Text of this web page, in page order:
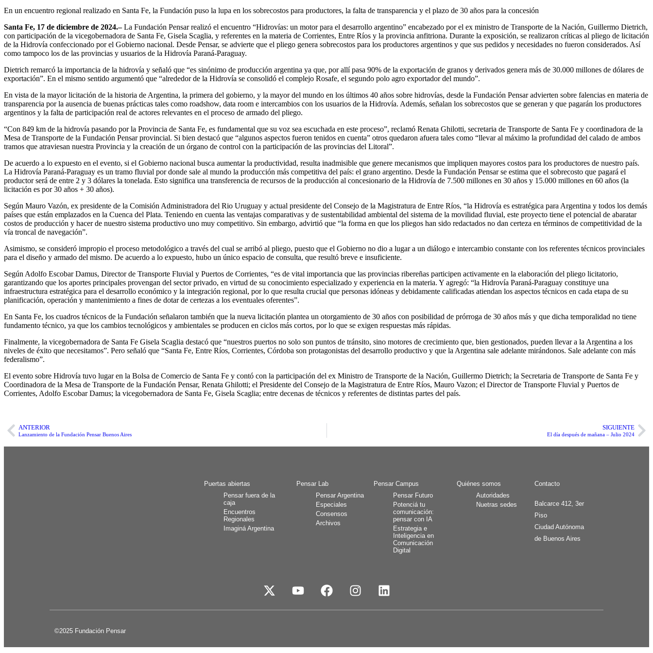
En un encuentro regional realizado en Santa Fe, la Fundación puso la lupa en los sobrecostos para productores, la falta de transparencia y el plazo de 30 años para la concesión
Santa Fe, 17 de diciembre de 2024.– La Fundación Pensar realizó el encuentro “Hidrovías: un motor para el desarrollo argentino” encabezado por el ex ministro de Transporte de la Nación, Guillermo Dietrich,
con participación de la vicegobernadora de Santa Fe, Gisela Scaglia, y referentes en la materia de Corrientes, Entre Ríos y la provincia anfitriona. Durante la exposición, se realizaron críticas al pliego de licitación
de la Hidrovía confeccionado por el Gobierno nacional. Desde Pensar, se advierte que el pliego genera sobrecostos para los productores argentinos y que sus pedidos y necesidades no fueron considerados. Así
como tampoco los de las provincias y usuarios de la Hidrovía Paraná-Paraguay.
Dietrich remarcó la importancia de la hidrovía y señaló que “es sinónimo de producción argentina ya que, por allí pasa 90% de la exportación de granos y derivados genera más de 30.000 millones de dólares de
exportación”. En el mismo sentido argumentó que “alrededor de la Hidrovía se consolidó el complejo Rosafe, el segundo polo agro exportador del mundo”.
En vista de la mayor licitación de la historia de Argentina, la primera del gobierno, y la mayor del mundo en los últimos 40 años sobre hidrovías, desde la Fundación Pensar advierten sobre falencias en materia de
transparencia por la ausencia de buenas prácticas tales como roadshow, data room e intercambios con los usuarios de la Hidrovía. Además, señalan los sobrecostos que se generan y que pagarán los productores
argentinos y la falta de participación real de actores relevantes en el proceso de armado del pliego.
“Con 849 km de la hidrovía pasando por la Provincia de Santa Fe, es fundamental que su voz sea escuchada en este proceso”, reclamó Renata Ghilotti, secretaria de Transporte de Santa Fe y coordinadora de la
Mesa de Transporte de la Fundación Pensar provincial. Si bien destacó que “algunos aspectos fueron tenidos en cuenta” otros quedaron afuera tales como “llevar al máximo la profundidad del calado de ambos
tramos que atraviesan nuestra Provincia y la creación de un órgano de control con la participación de las provincias del Litoral”.
De acuerdo a lo expuesto en el evento, si el Gobierno nacional busca aumentar la productividad, resulta inadmisible que genere mecanismos que impliquen mayores costos para los productores de nuestro país.
La Hidrovía Paraná-Paraguay es un tramo fluvial por donde sale al mundo la producción más competitiva del país: el grano argentino. Desde la Fundación Pensar se estima que el sobrecosto que pagará el
productor será de entre 2 y 3 dólares la tonelada. Esto significa una transferencia de recursos de la producción al concesionario de la Hidrovía de 7.500 millones en 30 años y 15.000 millones en 60 años (la
licitación es por 30 años + 30 años).
Según Mauro Vazón, ex presidente de la Comisión Administradora del Rio Uruguay y actual presidente del Consejo de la Magistratura de Entre Ríos, “la Hidrovía es estratégica para Argentina y todos los demás
países que están emplazados en la Cuenca del Plata. Teniendo en cuenta las ventajas comparativas y de sustentabilidad ambiental del sistema de la movilidad fluvial, este proyecto tiene el potencial de abaratar
costos de producción y hacer de nuestro sistema productivo uno muy competitivo. Sin embargo, advirtió que “la forma en que los pliegos han sido redactados no dan certeza en términos de competitividad de la
vía troncal de navegación”.
Asimismo, se consideró impropio el proceso metodológico a través del cual se arribó al pliego, puesto que el Gobierno no dio a lugar a un diálogo e intercambio constante con los referentes técnicos provinciales
para el diseño y armado del mismo. De acuerdo a lo expuesto, hubo un único espacio de consulta, que resultó breve e insuficiente.
Según Adolfo Escobar Damus, Director de Transporte Fluvial y Puertos de Corrientes, “es de vital importancia que las provincias ribereñas participen activamente en la elaboración del pliego licitatorio,
garantizando que los aportes principales provengan del sector privado, en virtud de su conocimiento especializado y experiencia en la materia. Y agregó: “la Hidrovía Paraná-Paraguay constituye una
infraestructura estratégica para el desarrollo económico y la integración regional, por lo que resulta crucial que personas idóneas y debidamente calificadas atiendan los aspectos técnicos en cada etapa de su
planificación, operación y mantenimiento a fines de dotar de certezas a los eventuales oferentes”.
En Santa Fe, los cuadros técnicos de la Fundación señalaron también que la nueva licitación plantea un otorgamiento de 30 años con posibilidad de prórroga de 30 años más y que dicha temporalidad no tiene
fundamento técnico, ya que los cambios tecnológicos y ambientales se producen en ciclos más cortos, por lo que se exigen respuestas más rápidas.
Finalmente, la vicegobernadora de Santa Fe Gisela Scaglia destacó que “nuestros puertos no solo son puntos de tránsito, sino motores de crecimiento que, bien gestionados, pueden llevar a la Argentina a los
niveles de éxito que necesitamos”. Pero señaló que “Santa Fe, Entre Ríos, Corrientes, Córdoba son protagonistas del desarrollo productivo y que la Argentina sale adelante mirándonos. Sale adelante con más
federalismo”.
El evento sobre Hidrovía tuvo lugar en la Bolsa de Comercio de Santa Fe y contó con la participación del ex Ministro de Transporte de la Nación, Guillermo Dietrich; la Secretaria de Transporte de Santa Fe y
Coordinadora de la Mesa de Transporte de la Fundación Pensar, Renata Ghilotti; el Presidente del Consejo de la Magistratura de Entre Ríos, Mauro Vazon; el Director de Transporte Fluvial y Puertos de
Corrientes, Adolfo Escobar Damus; la vicegobernadora de Santa Fe, Gisela Scaglia; entre decenas de técnicos y referentes de distintas partes del país.
ANTERIOR
Lanzamiento de la Fundación Pensar Buenos Aires
SIGUIENTE
El día después de mañana – Julio 2024
Puertas abiertas
Pensar fuera de la
caja
Encuentros
Regionales
Imaginá Argentina
Pensar Lab
Pensar Argentina
Especiales
Consensos
Archivos
Pensar Campus
Pensar Futuro
Potenciá tu
comunicación:
pensar con IA
Estrategia e
Inteligencia en
Comunicación
Digital
Quiénes somos
Autoridades
Nuetras sedes
Contacto
Balcarce 412, 3er
Piso
Ciudad Autónoma
de Buenos Aires
©2025 Fundación Pensar